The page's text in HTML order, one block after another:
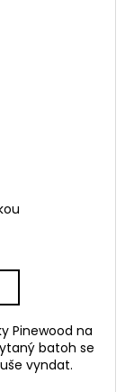
Pinewood na
batoh se
vyndat.